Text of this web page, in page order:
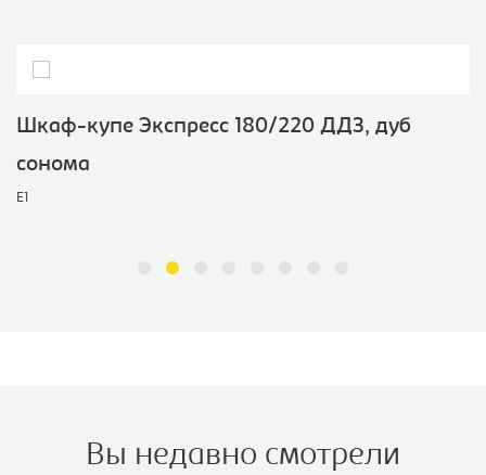
Шкаф-купе Экспресс 180/220 ДДЗ, дуб
сонома
E1
Вы недавно смотрели